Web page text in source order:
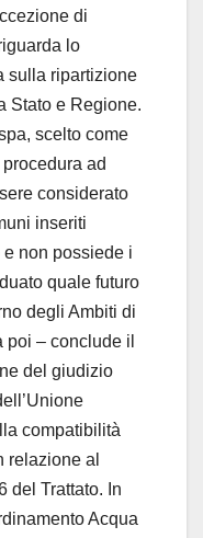
di
lo
sulla ripartizione
Stato e Regione.
scelto come
ad
considerato
inseriti
non possiede i
quale futuro
degli Ambiti di
poi – conclude il
del giudizio
compatibilità
relazione al
del Trattato. In
Acqua